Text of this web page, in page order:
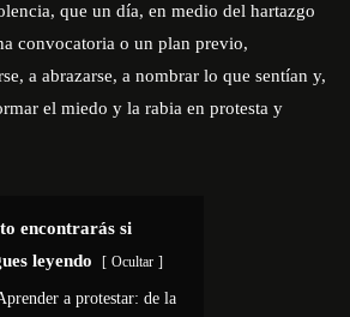
que un día, en medio del hartazgo
convocatoria o un plan previo,
a abrazarse, a nombrar lo que sentían y,
el miedo y la rabia en protesta y
encontrarás si
leyendo
Ocultar
a protestar: de la